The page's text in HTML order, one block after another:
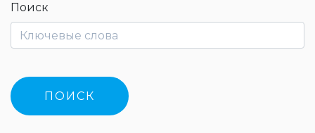
Поиск